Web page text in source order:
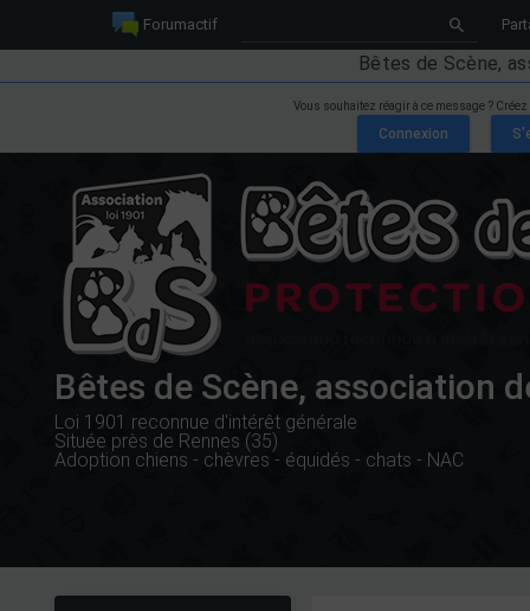
Forumactif
Bêtes de Scène,
Vous souhaitez réagir à ce message ?
Bêtes de Scène, association
Loi 1901 reconnue d'intérêt générale
Située près de Rennes (35)
Adoption chiens - chèvres - équidés - chats - NAC